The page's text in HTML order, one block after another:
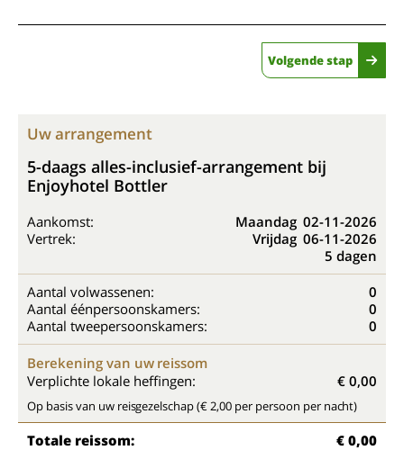
Volgende stap
Uw arrangement
5-daags alles-inclusief-arrangement bij
Enjoyhotel Bottler
Aankomst: Maandag 02-11-2026
Vertrek:
Vrijdag 06-11-2026
5 dagen
Aantal volwassenen:
0
Aantal éénpersoonskamers:
0
Aantal tweepersoonskamers:
0
Berekening van uw reissom
Verplichte lokale heffingen:
€ 0,00
Op basis van uw reisgezelschap (€ 2,00 per persoon per nacht)
Totale reissom: € 0,00